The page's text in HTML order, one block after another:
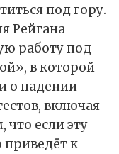
под гору.
Рейгана
работу под
в которой
о падении
включая
что если эту
приведёт к